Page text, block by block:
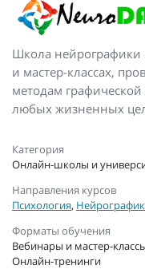
Школа нейрографики
и мастер-классах,
методам
любых жизненных
Категория
Онлайн-школы и
Направления курсов
Психология,
Форматы обучения
Вебинары и мастер-
Онлайн-тренинги